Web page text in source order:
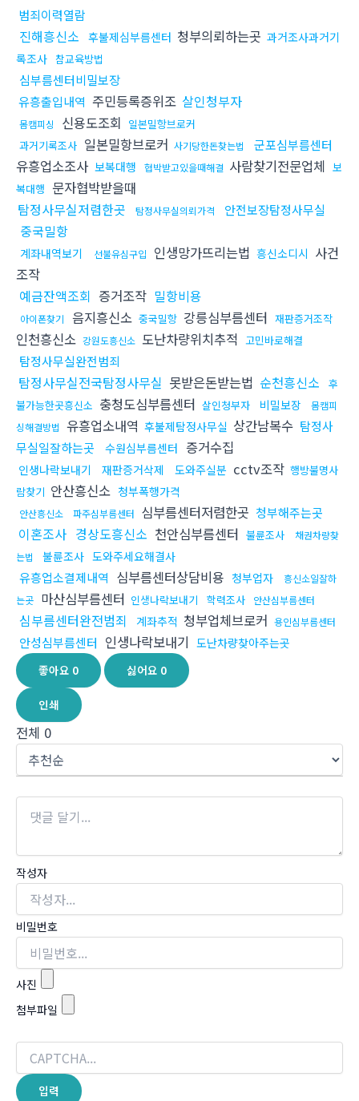
범죄이력열람
진해흥신소 후불제심부름센터 청부의뢰하는곳 과거조사과거기
록조사 참교육방법
심부름센터비밀보장
유흥출입내역 주민등록증위조 살인청부자
몸캠피싱 신용도조회 일본밀항브로커
과거기록조사 일본밀항브로커 사기당한돈찾는법 군포심부름센터
유흥업소조사 보복대행 협박받고있을때해결 사람찾기전문업체 보
복대행 문자협박받을때
탐정사무실저렴한곳
탐정사무실의뢰가격 안전보장탐정사무실
중국밀항
계좌내역보기 선불유심구입 인생망가뜨리는법 흥신소디시 사건
조작
예금잔액조회 증거조작 밀항비용
아이폰찾기 음지흥신소 중국밀항 강릉심부름센터 재판증거조작
인천흥신소 강원도흥신소 도난차량위치추적 고민바로해결
탐정사무실완전범죄
탐정사무실전국탐정사무실 못받은돈받는법 순천흥신소
후
불가능한곳흥신소 충청도심부름센터 살인청부자 비밀보장
몸캠피
싱해결방법 유흥업소내역 후불제탐정사무실 상간남복수 탐정사
무실일잘하는곳
수원심부름센터 증거수집
인생나락보내기 재판증거삭제 도와주실분 cctv조작 행방불명사
람찾기 안산흥신소 청부폭행가격
안산흥신소 파주심부름센터 심부름센터저렴한곳 청부해주는곳
이혼조사 경상도흥신소 천안심부름센터 불륜조사
채권차량찾
는법
불륜조사 도와주세요해결사
유흥업소결제내역 심부름센터상담비용 청부업자
흥신소일잘하
는곳 마산심부름센터 인생나락보내기 학력조사 안산심부름센터
심부름센터완전범죄 계좌추적 청부업체브로커 용인심부름센터
안성심부름센터 인생나락보내기 도난차량찾아주는곳
좋아요 0 싫어요 0
인쇄
전체 0
작성자
비밀번호
사진
첨부파일